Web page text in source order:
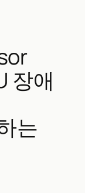
장애
는